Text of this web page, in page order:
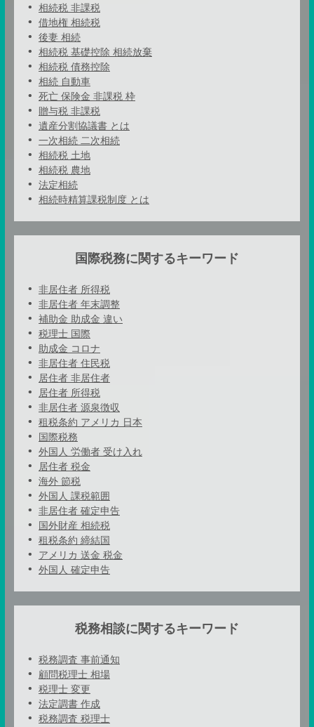
相続税 非課税
借地権 相続税
後妻 相続
相続税 基礎控除 相続放棄
相続税 債務控除
相続 自動車
死亡 保険金 非課税 枠
贈与税 非課税
遺産分割協議書 とは
一次相続 二次相続
相続税 土地
相続税 農地
法定相続
相続時精算課税制度 とは
国際税務に関するキーワード
非居住者 所得税
非居住者 年末調整
補助金 助成金 違い
税理士 国際
助成金 コロナ
非居住者 住民税
居住者 非居住者
居住者 所得税
非居住者 源泉徴収
租税条約 アメリカ 日本
国際税務
外国人 労働者 受け入れ
居住者 税金
海外 節税
外国人 課税範囲
非居住者 確定申告
国外財産 相続税
租税条約 締結国
アメリカ 送金 税金
外国人 確定申告
税務相談に関するキーワード
税務調査 事前通知
顧問税理士 相場
税理士 変更
法定調書 作成
税務調査 税理士